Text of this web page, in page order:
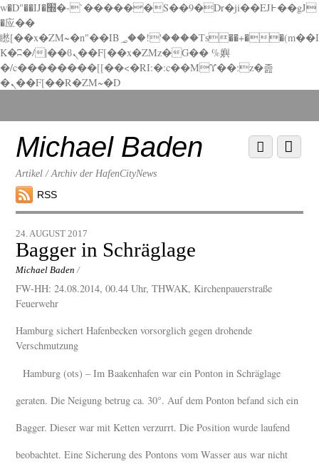
w�D"��IJ�׭�-`������S��9�Dr�ji��EJ߅��gJ
�应��
矁[��x�ZM~�n"��IB؃��!'����Тѕ��+��(m��I
K�ʭ�/|��ϐܢ��F[��x�ZMz�G�� %嬩
�/c��������[[��<�RI:�:c��MΎ��:z�졾
�ܢ��F[��R�ZM~�D
down
contentMichael Baden
Artikel / Archiv der HafenCityNews
RSS
Menu
Scroll
down
24. AUGUST 2017
Bagger in Schräglage
Michael Baden /
FW-HH: 24.08.2014, 00.44 Uhr, THWAK, Kirchenpauerstraße
Feuerwehr
Hamburg sichert Hafenbecken vorsorglich gegen drohende
Verschmutzung
Hamburg (ots) – Im Baakenhafen war ein Ponton in Schräglage
geraten. Die Neigung betrug ca. 30°. Auf dem Ponton befand sich ein
Bagger. Dieser war mit Ketten verzurrt. Die Position wurde laufend
beobachtet. Eine Sicherung des Pontons vom Wasser aus war nicht